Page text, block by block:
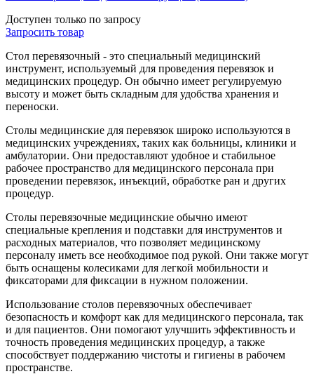
Доступен только по запросу
Запросить товар
Стол перевязочный - это специальный медицинский
инструмент, используемый для проведения перевязок и
медицинских процедур. Он обычно имеет регулируемую
высоту и может быть складным для удобства хранения и
переноски.
Столы медицинские для перевязок широко используются в
медицинских учреждениях, таких как больницы, клиники и
амбулатории. Они предоставляют удобное и стабильное
рабочее пространство для медицинского персонала при
проведении перевязок, инъекций, обработке ран и других
процедур.
Столы перевязочные медицинские обычно имеют
специальные крепления и подставки для инструментов и
расходных материалов, что позволяет медицинскому
персоналу иметь все необходимое под рукой. Они также могут
быть оснащены колесиками для легкой мобильности и
фиксаторами для фиксации в нужном положении.
Использование столов перевязочных обеспечивает
безопасность и комфорт как для медицинского персонала, так
и для пациентов. Они помогают улучшить эффективность и
точность проведения медицинских процедур, а также
способствует поддержанию чистоты и гигиены в рабочем
пространстве.